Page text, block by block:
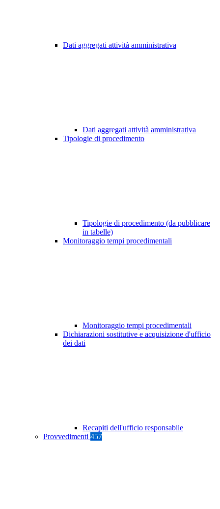
Dati aggregati attività amministrativa
Dati aggregati attività amministrativa
Tipologie di procedimento
Tipologie di procedimento (da pubblicare
in tabelle)
Monitoraggio tempi procedimentali
Monitoraggio tempi procedimentali
Dichiarazioni sostitutive e acquisizione d'ufficio
dei dati
Recapiti dell'ufficio responsabile
Provvedimenti 457